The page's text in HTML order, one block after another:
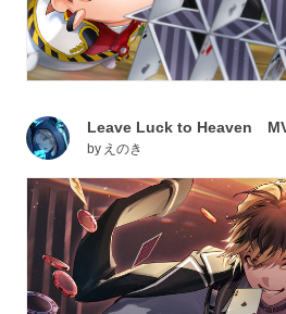
Leave Luck to Heaven MV
by えのき